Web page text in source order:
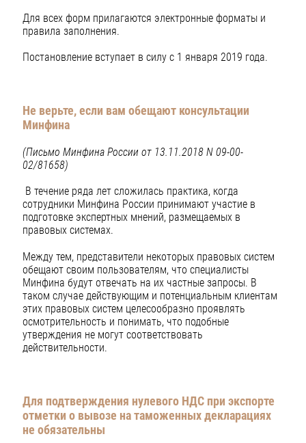
Для всех форм прилагаются электронные форматы и
правила заполнения.
Постановление вступает в силу с 1 января 2019 года.
Не верьте, если вам обещают консультации
Минфина
(Письмо Минфина России от 13.11.2018 N 09-00-
02/81658)
В течение ряда лет сложилась практика, когда
сотрудники Минфина России принимают участие в
подготовке экспертных мнений, размещаемых в
правовых системах.
Между тем, представители некоторых правовых систем
обещают своим пользователям, что специалисты
Минфина будут отвечать на их частные запросы. В
таком случае действующим и потенциальным клиентам
этих правовых систем целесообразно проявлять
осмотрительность и понимать, что подобные
утверждения не могут соответствовать
действительности.
Для подтверждения нулевого НДС при экспорте
отметки о вывозе на таможенных декларациях
не обязательны